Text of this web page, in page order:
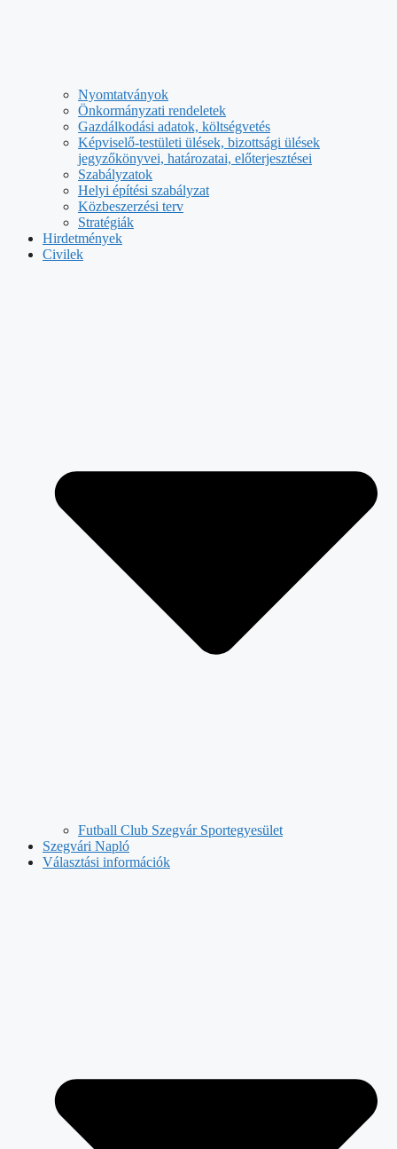
Nyomtatványok
Önkormányzati rendeletek
Gazdálkodási adatok, költségvetés
Képviselő-testületi ülések, bizottsági ülések
jegyzőkönyvei, határozatai, előterjesztései
Szabályzatok
Helyi építési szabályzat
Közbeszerzési terv
Stratégiák
Hirdetmények
Civilek
Futball Club Szegvár Sportegyesület
Szegvári Napló
Választási információk